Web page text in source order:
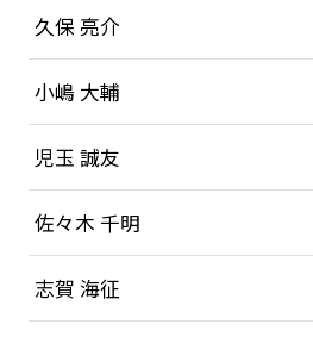
久保 亮介
小嶋 大輔
児玉 誠友
佐々木 千明
志賀 海征